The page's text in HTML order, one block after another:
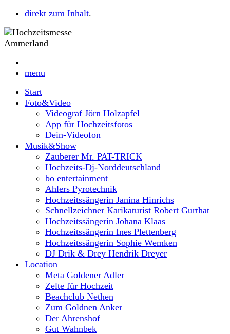
direkt zum Inhalt.
menu
Start
Foto&Video
Videograf Jörn Holzapfel
App für Hochzeitsfotos
Dein-Videofon
Musik&Show
Zauberer Mr. PAT-TRICK
Hochzeits-Dj-Norddeutschland
bo entertainment
Ahlers Pyrotechnik
Hochzeitssängerin Janina Hinrichs
Schnellzeichner Karikaturist Robert Gurthat
Hochzeitssängerin Johana Klaas
Hochzeitssängerin Ines Plettenberg
Hochzeitssängerin Sophie Wemken
DJ Drik & Drey Hendrik Dreyer
Location
Meta Goldener Adler
Zelte für Hochzeit
Beachclub Nethen
Zum Goldnen Anker
Der Ahrenshof
Gut Wahnbek